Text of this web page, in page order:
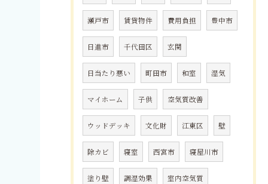
瀬戸市 賃貸物件 費用負担 豊中市
日進市 千代田区 玄関
日当たり悪い 町田市 和室 湿気
マイホーム 子供 空気質改善
ウッドデッキ 文化財 江東区 壁
除カビ 寝室 西宮市 寝屋川市
塗り壁 調湿効果 室内空気質